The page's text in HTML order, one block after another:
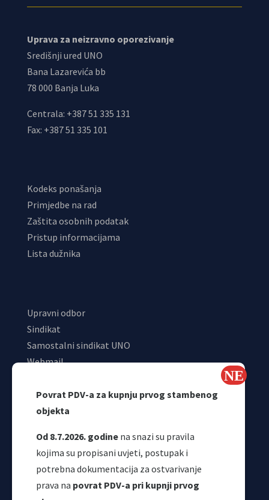
Povrat PDV-a za kupnju prvog stambenog
objekta
Od 8.7.2026. godine na snazi su pravila
kojima su propisani uvjeti, postupak i
potrebna dokumentacija za ostvarivanje
prava na povrat PDV-a pri kupnji prvog
Uprava za neizravno oporezivanje
Središnji ured UNO
Bana Lazarevića bb
78 000 Banja Luka
Centrala: +387 51 335 131
Fax: +387 51 335 101
Kodeks ponašanja
Primjedbe na rad
Zaštita osobnih podatak
Pristup informacijama
Lista dužnika
Upravni odbor
Sindikat
Samostalni sindikat UNO
Webmail